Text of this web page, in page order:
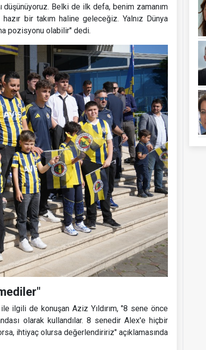
Belki de ilk defa, benim zamanım
bir takım haline geleceğiz. Yalnız Dünya
pozisyonu olabilir" dedi.
ilgili de konuşan Aziz Yıldırım, "8 sene önce
olarak kullandılar. 8 senedir Alex'e hiçbir
ihtiyaç olursa değerlendiririz" açıklamasında